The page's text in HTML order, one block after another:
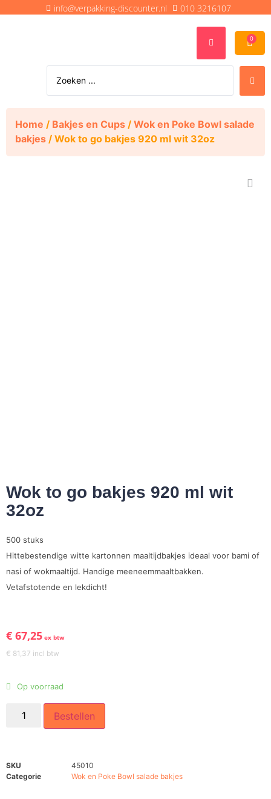
info@verpakking-discounter.nl 010 3216107
0
Home / Bakjes en Cups / Wok en Poke Bowl salade
bakjes / Wok to go bakjes 920 ml wit 32oz
Wok to go bakjes 920 ml wit
32oz
500 stuks
Hittebestendige witte kartonnen maaltijdbakjes ideaal voor bami of
nasi of wokmaaltijd. Handige meeneemmaaltbakken.
Vetafstotende en lekdicht!
€ 67,25 ex btw
€ 81,37 incl btw
Op voorraad
Bestellen
SKU
45010
Categorie
Wok en Poke Bowl salade bakjes